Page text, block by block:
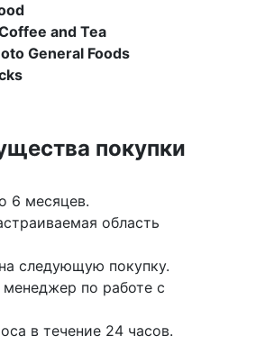
and Tea
General Foods
покупки
6 месяцев.
область
следующую покупку.
по работе с
в течение 24 часов.